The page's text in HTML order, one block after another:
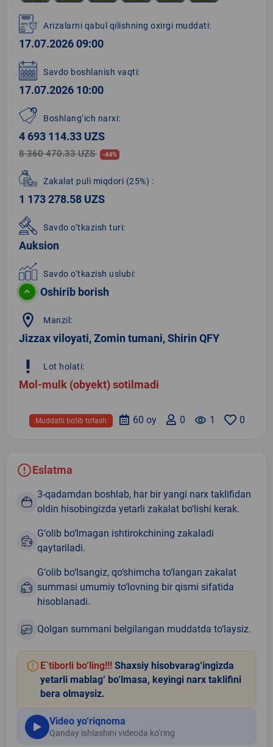
1
of
6
Arizalarni qabul qilishning oxirgi muddati:
17.07.2026 09:00
Savdo boshlanish vaqti:
17.07.2026 10:00
Boshlang‘ich narxi:
4 693 114.33 UZS
8 360 470.33 UZS -44%
Zakalat puli miqdori (25%) :
1 173 278.58 UZS
Savdo o‘tkazish turi:
Auksion
Savdo o‘tkazish uslubi:
Oshirib borish
location_on Manzil:
Jizzax viloyati, Zomin tumani, Shirin QFY
priority_high Lot holati:
Mol-mulk (obyekt) sotilmadi
0
remove_red_eye 1
0
60 oy
Muddatli bo‘lib to‘lash
Eslatma
3-qadamdan boshlab, har bir yangi narx taklifidan
oldin hisobingizda yetarli zakalat bo‘lishi kerak.
G‘olib bo‘lmagan ishtirokchining zakaladi
qaytariladi.
G‘olib bo‘lsangiz, qo‘shimcha to‘langan zakalat
summasi umumiy to‘lovning bir qismi sifatida
hisoblanadi.
Qolgan summani belgilangan muddatda to‘laysiz.
E`tiborli bo‘ling!!! Shaxsiy hisobvarag‘ingizda
yetarli mablag‘ bo‘lmasa, keyingi narx taklifini
bera olmaysiz.
Video yo‘riqnoma
Qanday ishlashini videoda ko‘ring